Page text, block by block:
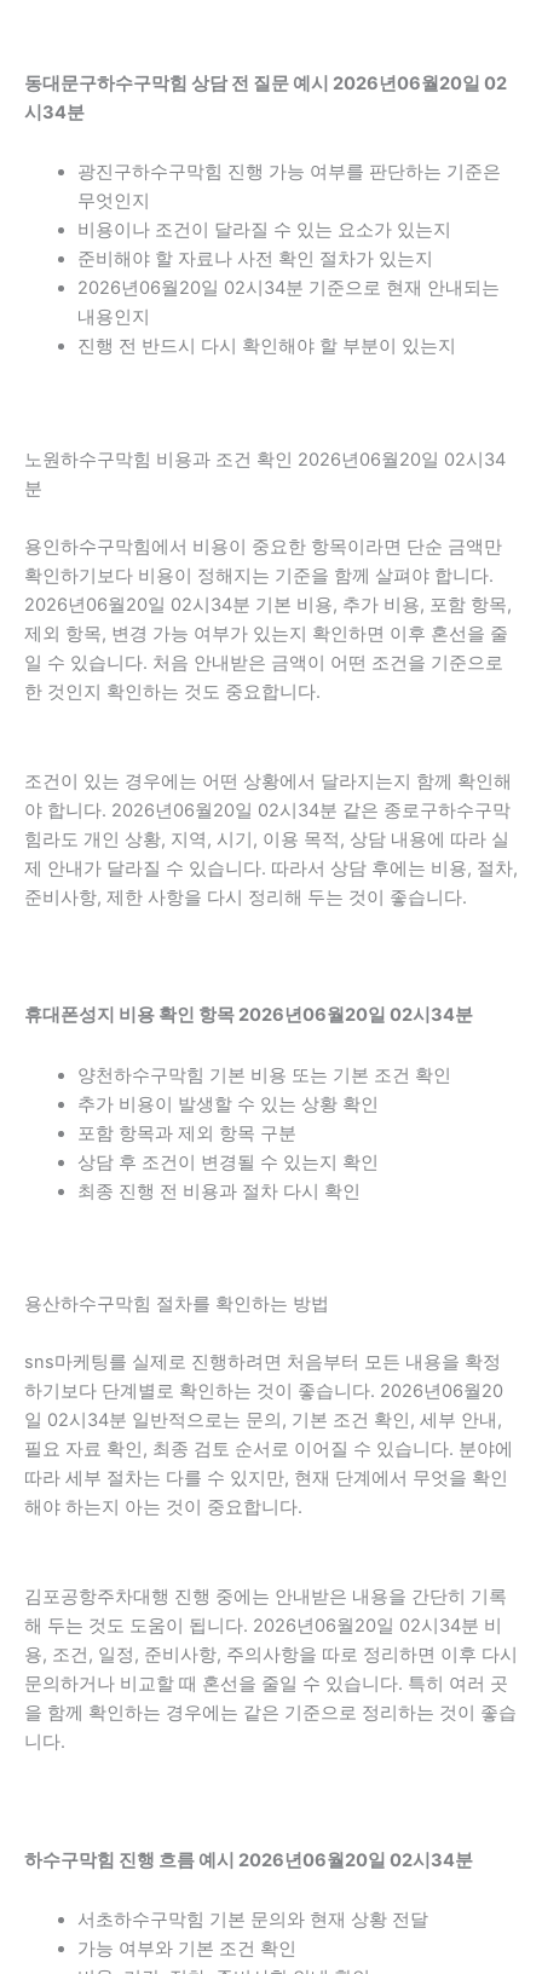
동대문구하수구막힘 상담 전 질문 예시 2026년06월20일 02
시34분
광진구하수구막힘 진행 가능 여부를 판단하는 기준은
무엇인지
비용이나 조건이 달라질 수 있는 요소가 있는지
준비해야 할 자료나 사전 확인 절차가 있는지
2026년06월20일 02시34분 기준으로 현재 안내되는
내용인지
진행 전 반드시 다시 확인해야 할 부분이 있는지
노원하수구막힘 비용과 조건 확인 2026년06월20일 02시34
분
용인하수구막힘에서 비용이 중요한 항목이라면 단순 금액만
확인하기보다 비용이 정해지는 기준을 함께 살펴야 합니다.
2026년06월20일 02시34분 기본 비용, 추가 비용, 포함 항목,
제외 항목, 변경 가능 여부가 있는지 확인하면 이후 혼선을 줄
일 수 있습니다. 처음 안내받은 금액이 어떤 조건을 기준으로
한 것인지 확인하는 것도 중요합니다.
조건이 있는 경우에는 어떤 상황에서 달라지는지 함께 확인해
야 합니다. 2026년06월20일 02시34분 같은 종로구하수구막
힘라도 개인 상황, 지역, 시기, 이용 목적, 상담 내용에 따라 실
제 안내가 달라질 수 있습니다. 따라서 상담 후에는 비용, 절차,
준비사항, 제한 사항을 다시 정리해 두는 것이 좋습니다.
휴대폰성지 비용 확인 항목 2026년06월20일 02시34분
양천하수구막힘 기본 비용 또는 기본 조건 확인
추가 비용이 발생할 수 있는 상황 확인
포함 항목과 제외 항목 구분
상담 후 조건이 변경될 수 있는지 확인
최종 진행 전 비용과 절차 다시 확인
용산하수구막힘 절차를 확인하는 방법
sns마케팅를 실제로 진행하려면 처음부터 모든 내용을 확정
하기보다 단계별로 확인하는 것이 좋습니다. 2026년06월20
일 02시34분 일반적으로는 문의, 기본 조건 확인, 세부 안내,
필요 자료 확인, 최종 검토 순서로 이어질 수 있습니다. 분야에
따라 세부 절차는 다를 수 있지만, 현재 단계에서 무엇을 확인
해야 하는지 아는 것이 중요합니다.
김포공항주차대행 진행 중에는 안내받은 내용을 간단히 기록
해 두는 것도 도움이 됩니다. 2026년06월20일 02시34분 비
용, 조건, 일정, 준비사항, 주의사항을 따로 정리하면 이후 다시
문의하거나 비교할 때 혼선을 줄일 수 있습니다. 특히 여러 곳
을 함께 확인하는 경우에는 같은 기준으로 정리하는 것이 좋습
니다.
하수구막힘 진행 흐름 예시 2026년06월20일 02시34분
서초하수구막힘 기본 문의와 현재 상황 전달
가능 여부와 기본 조건 확인